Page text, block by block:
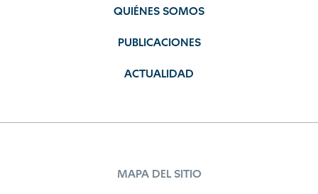
QUIÉNES SOMOS
PUBLICACIONES
ACTUALIDAD
MAPA DEL SITIO